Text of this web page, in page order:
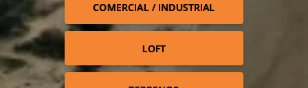
COMERCIAL / INDUSTRIAL
LOFT